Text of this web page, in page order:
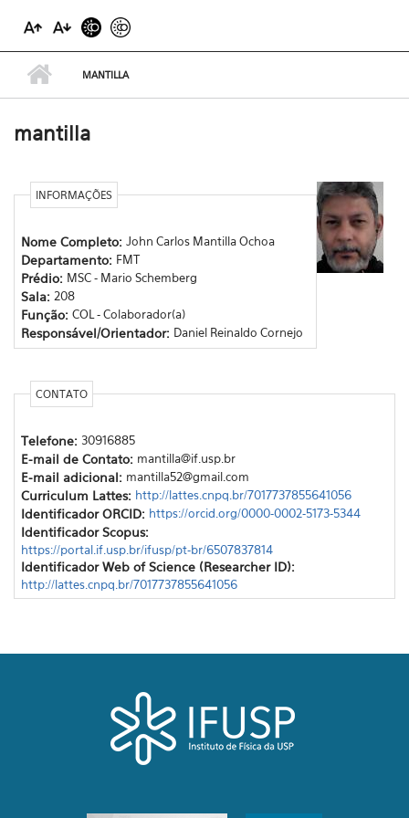
MANTILLA
mantilla
INFORMAÇÕES
Nome Completo: John Carlos Mantilla Ochoa
Departamento: FMT
Prédio: MSC - Mario Schemberg
Sala: 208
Função: COL - Colaborador(a)
Responsável/Orientador: Daniel Reinaldo Cornejo
CONTATO
Telefone: 30916885
E-mail de Contato: mantilla@if.usp.br
E-mail adicional: mantilla52@gmail.com
Curriculum Lattes: http://lattes.cnpq.br/7017737855641056
Identificador ORCID: https://orcid.org/0000-0002-5173-5344
Identificador Scopus:
https://portal.if.usp.br/ifusp/pt-br/6507837814
Identificador Web of Science (Researcher ID):
http://lattes.cnpq.br/7017737855641056